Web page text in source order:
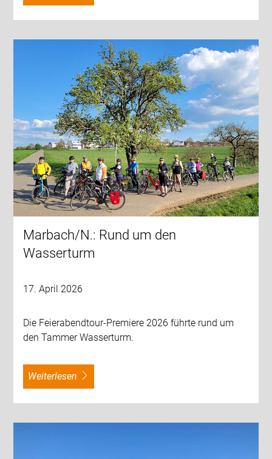
Marbach/N.: Rund um den
Wasserturm
17. April 2026
Die Feierabendtour-Premiere 2026 führte rund um
den Tammer Wasserturm.
weiterlesen